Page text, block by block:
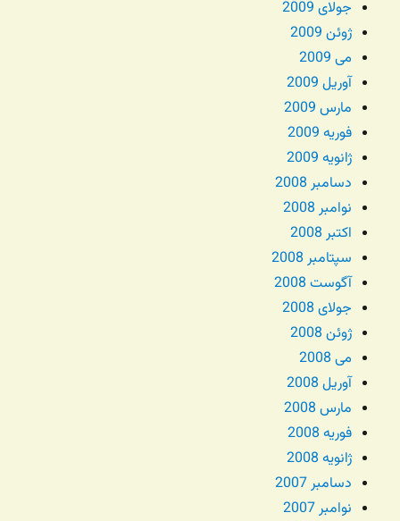
جولای 2009
ژوئن 2009
می 2009
آوریل 2009
مارس 2009
فوریه 2009
ژانویه 2009
دسامبر 2008
نوامبر 2008
اکتبر 2008
سپتامبر 2008
آگوست 2008
جولای 2008
ژوئن 2008
می 2008
آوریل 2008
مارس 2008
فوریه 2008
ژانویه 2008
دسامبر 2007
نوامبر 2007